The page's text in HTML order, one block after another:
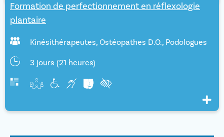
Formation de perfectionnement en réflexologie
plantaire
Kinésithérapeutes, Ostéopathes D.O., Podologues
3 jours (21 heures)
Voir